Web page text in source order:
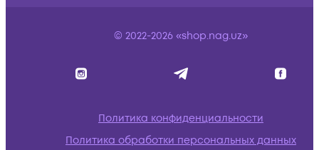
© 2022-2026 «shop.nag.uz»
Политика конфиденциальности
Политика обработки персональных данных